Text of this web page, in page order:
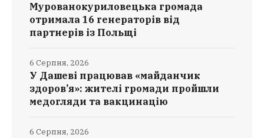
Мурованокуриловецька громада
отримала 16 генераторів від
партнерів із Польщі
У Дашеві працював «майданчик
здоров’я»: жителі громади пройшли
медогляди та вакцинацію
6 Серпня, 2026
6 Серпня, 2026